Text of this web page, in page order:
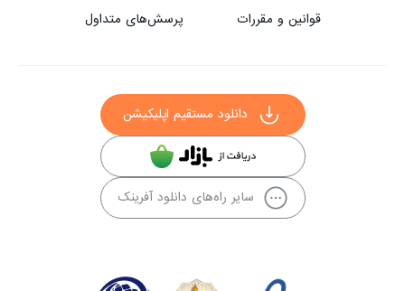
قوانین و مقررات پرسش‌های متداول
دانلود مستقیم اپلیکیشن
سایر راه‌های دانلود آفرینک